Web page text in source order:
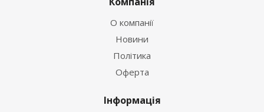
О компанії
Новини
Політика
Оферта
Інформація